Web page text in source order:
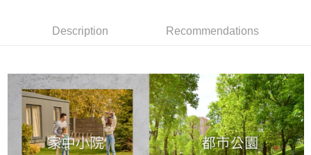
Description Recommendations